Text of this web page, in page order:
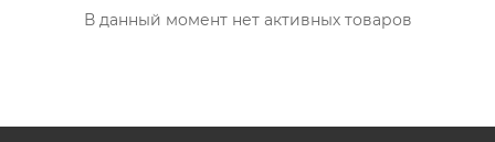
В данный момент нет активных товаров